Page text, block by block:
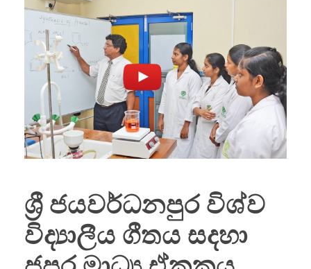
ශ්‍රී ජයවර්ධනපුර විශ්ව
විද්‍යාලීය ගීතය සදහා